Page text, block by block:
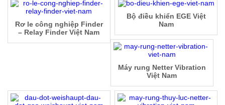
Rơ le công nghiệp Finder
– Relay Finder Việt Nam
Bộ điều khiển EGE Việt
Nam
Máy rung Netter Vibration
Việt Nam